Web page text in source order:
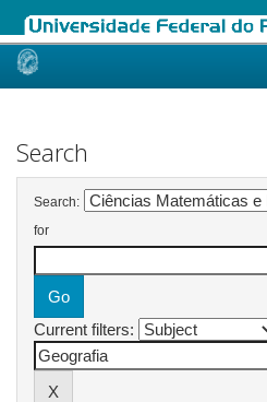
Skip
Search
Search:
for
Current filters: